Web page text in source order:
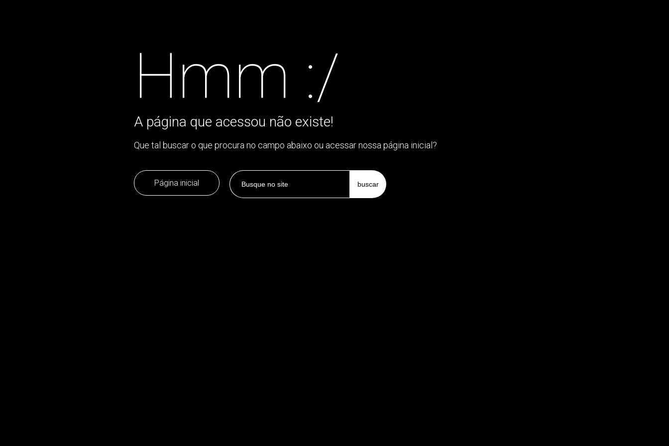
Hmm :/
A página que acessou não existe!
Que tal buscar o que procura no campo abaixo ou acessar nossa página inicial?
Página inicial